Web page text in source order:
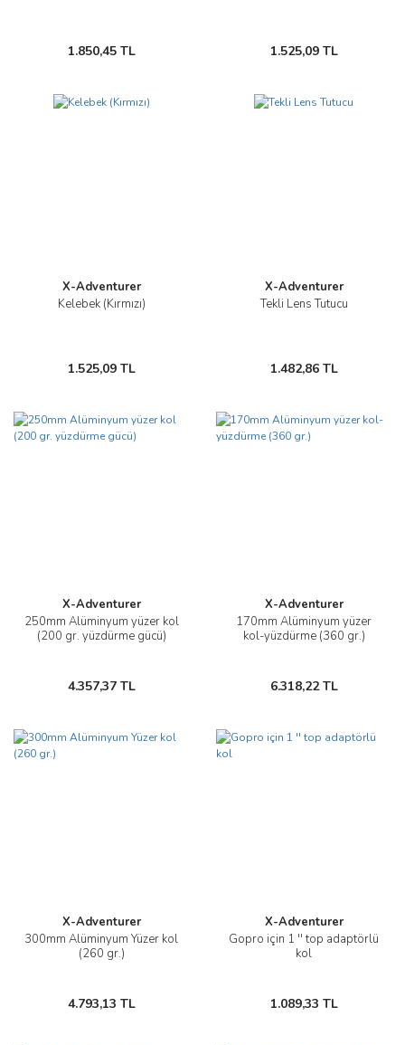
1.850,45 TL 1.525,09 TL
X-Adventurer
Kelebek (Kırmızı)
1.525,09 TL
X-Adventurer
Tekli Lens Tutucu
1.482,86 TL
X-Adventurer
250mm Alüminyum yüzer kol
(200 gr. yüzdürme gücü)
4.357,37 TL
X-Adventurer
170mm Alüminyum yüzer
kol-yüzdürme (360 gr.)
6.318,22 TL
X-Adventurer
300mm Alüminyum Yüzer kol
(260 gr.)
4.793,13 TL
X-Adventurer
Gopro için 1 '' top adaptörlü
kol
1.089,33 TL